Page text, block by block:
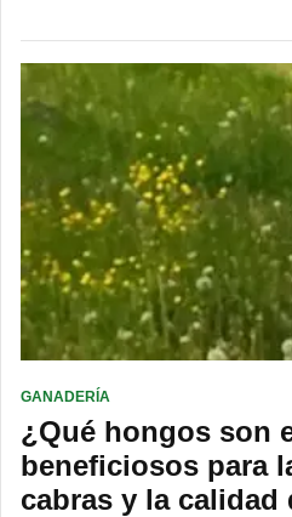
GANADERÍA
¿Qué hongos son
beneficiosos para
cabras y la calidad